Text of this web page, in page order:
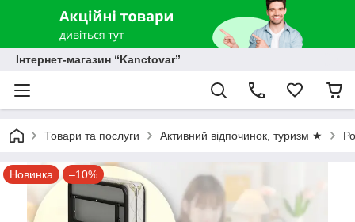
Інтернет-магазин “Kanctovar”
Товари та послуги Активний відпочинок, туризм ★
Новинка –10%